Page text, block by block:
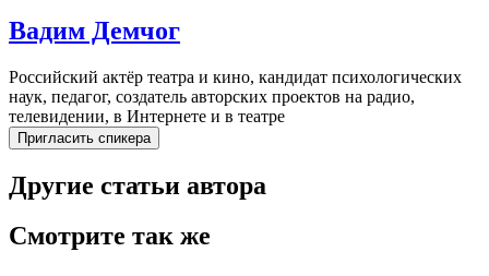
Вадим Демчог
Российский актёр театра и кино, кандидат психологических
наук, педагог, создатель авторских проектов на радио,
телевидении, в Интернете и в театре
Пригласить спикера
Другие статьи автора
Смотрите так же